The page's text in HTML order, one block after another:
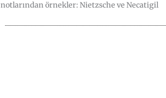
notlarından örnekler: Nietzsche ve Necatigil